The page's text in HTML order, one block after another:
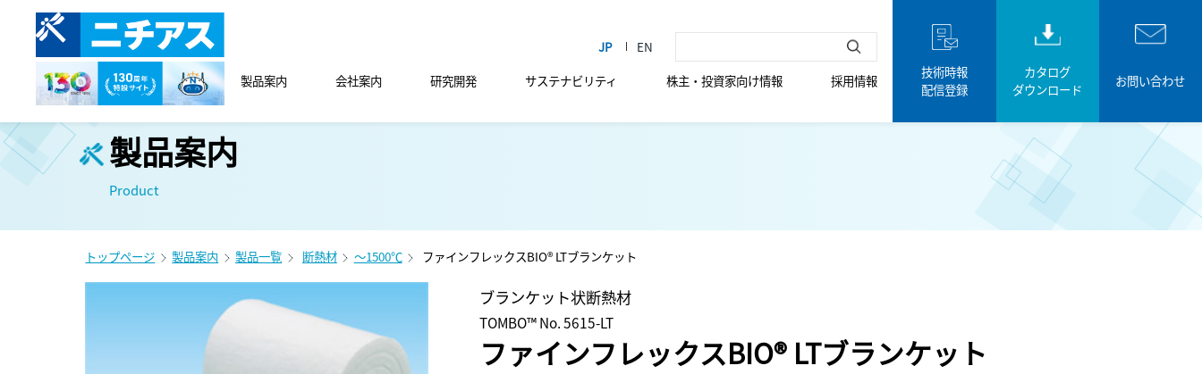
製品案内 会社案内 研究開発 サステナビリティ 株主・投資家向け情報 採用情報
技術時報
配信登録
カタログ
ダウンロード
お問い合わせ
製品案内
Product
トップページ 製品案内 製品一覧 断熱材 ～1500℃ ファインフレックスBIO® LTブランケット
ブランケット状断熱材
TOMBO™ No. 5615-LT
ファインフレックスBIO® LTブランケット